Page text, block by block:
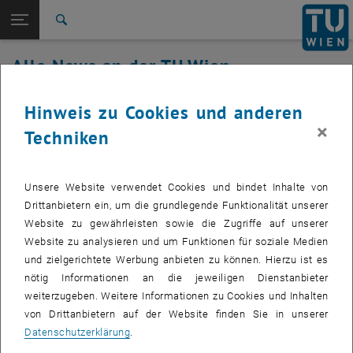
TU Login
Quicklinks
Quicklinks-Menü umschalten
Studium
International
Zur 1. Menü Ebene
Alle News
Zurück: Subseiten von TU Wien Startseite auflisten
Zurück zur letzten Ebene:
TU Wien Startseite
Alle News an der TU Wien
03. November 2025
Störung TUidentity (TUshop)
Betroffenes Service: TUidentity, TUshop
Betroffene Nutzende:
Incident Status:erkannt, in Behebung
Derzeit haben Studierende aufgrund einer Störung bei der
Berechnung der Software-Bezugsberechtigung keinen Zugang zum
TUshop und, je nach Art der Lizenz, zu bestimmten Software-
Hinweis zu Cookies und anderen
Techniken
×
Unsere Website verwendet Cookies und bindet Inhalte von
Drittanbietern ein, um die grundlegende Funktionalität unserer
Website zu gewährleisten sowie die Zugriffe auf unserer
Website zu analysieren und um Funktionen für soziale Medien
und zielgerichtete Werbung anbieten zu können. Hierzu ist es
nötig Informationen an die jeweiligen Dienstanbieter
weiterzugeben. Weitere Informationen zu Cookies und Inhalten
von Drittanbietern auf der Website finden Sie in unserer
Datenschutzerklärung.